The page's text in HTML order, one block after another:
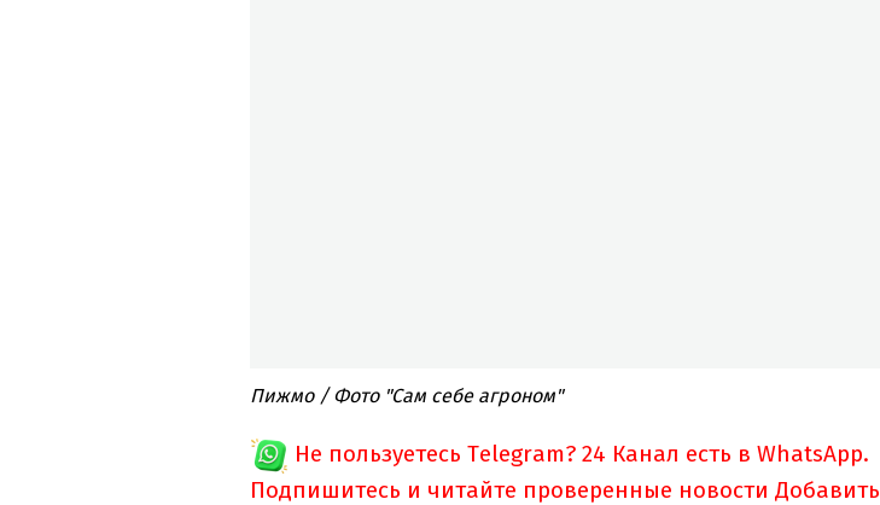
Пижмо / Фото "Сам себе агроном"
Не пользуетесь Telegram? 24 Канал есть в WhatsApp.
Подпишитесь и читайте проверенные новости Добавить